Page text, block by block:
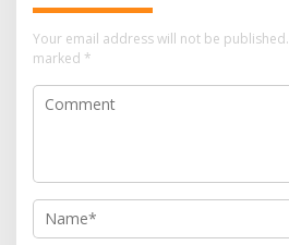
Your email address will not be published.
marked *